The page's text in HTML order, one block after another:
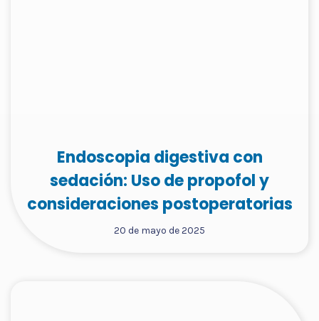
Endoscopia digestiva con
sedación: Uso de propofol y
consideraciones postoperatorias
20 de mayo de 2025